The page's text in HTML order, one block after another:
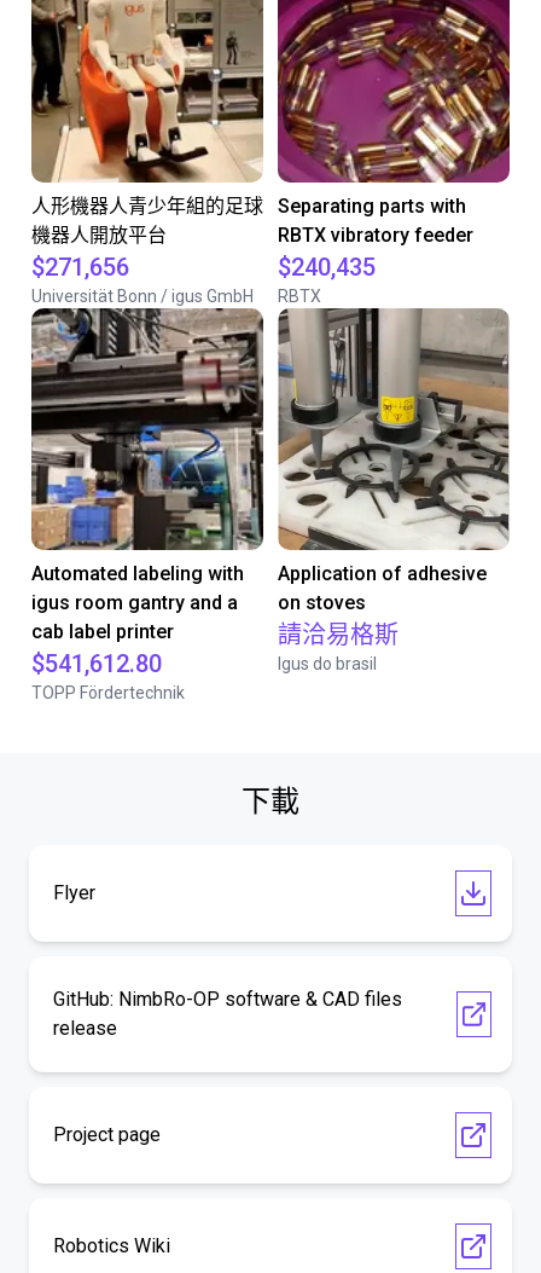
人形機器人青少年組的足球
機器人開放平台
$271,656
Universität Bonn / igus GmbH
Separating parts with
RBTX vibratory feeder
$240,435
RBTX
Automated labeling with
igus room gantry and a
cab label printer
$541,612.80
TOPP Fördertechnik
Application of adhesive
on stoves
請洽易格斯
Igus do brasil
下載
Flyer
GitHub: NimbRo-OP software & CAD files
release
Project page
Robotics Wiki